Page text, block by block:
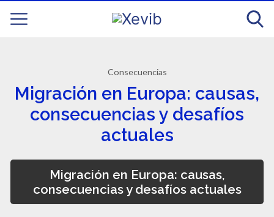
Consecuencias
Migración en Europa: causas,
consecuencias y desafíos
actuales
Migración en Europa: causas,
consecuencias y desafíos actuales